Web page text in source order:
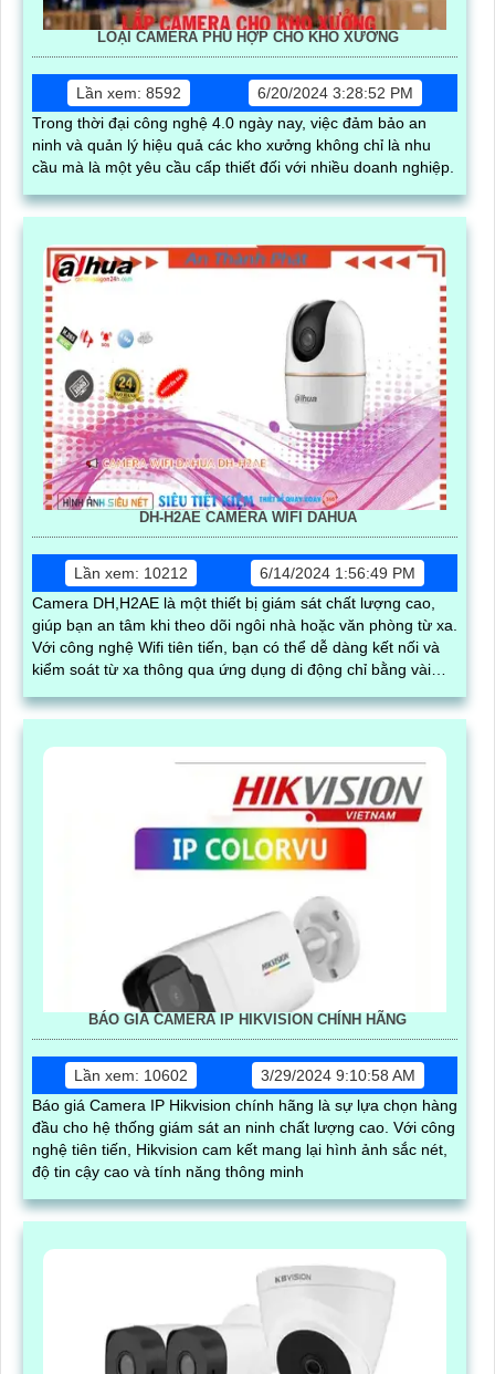
LOẠI CAMERA PHÙ HỢP CHO KHO XƯỞNG
Lần xem: 8592
6/20/2024 3:28:52 PM
Trong thời đại công nghệ 4.0 ngày nay, việc đảm bảo an
ninh và quản lý hiệu quả các kho xưởng không chỉ là nhu
cầu mà là một yêu cầu cấp thiết đối với nhiều doanh nghiệp.
DH-H2AE CAMERA WIFI DAHUA
Lần xem: 10212
6/14/2024 1:56:49 PM
Camera DH,H2AE là một thiết bị giám sát chất lượng cao,
giúp bạn an tâm khi theo dõi ngôi nhà hoặc văn phòng từ xa.
Với công nghệ Wifi tiên tiến, bạn có thể dễ dàng kết nối và
kiểm soát từ xa thông qua ứng dụng di động chỉ bằng vài
BÁO GIÁ CAMERA IP HIKVISION CHÍNH HÃNG
Lần xem: 10602
3/29/2024 9:10:58 AM
Báo giá Camera IP Hikvision chính hãng là sự lựa chọn hàng
đầu cho hệ thống giám sát an ninh chất lượng cao. Với công
nghệ tiên tiến, Hikvision cam kết mang lại hình ảnh sắc nét,
độ tin cậy cao và tính năng thông minh